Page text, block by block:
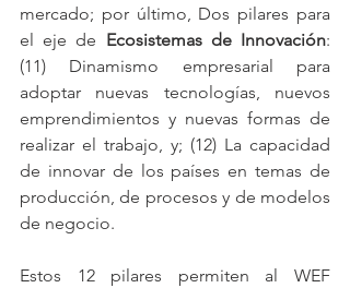
mercado; por último, Dos pilares para
el eje de Ecosistemas de Innovación:
(11) Dinamismo empresarial para
adoptar nuevas tecnologías, nuevos
emprendimientos y nuevas formas de
realizar el trabajo, y; (12) La capacidad
de innovar de los países en temas de
producción, de procesos y de modelos
de negocio.
Estos 12 pilares permiten al WEF